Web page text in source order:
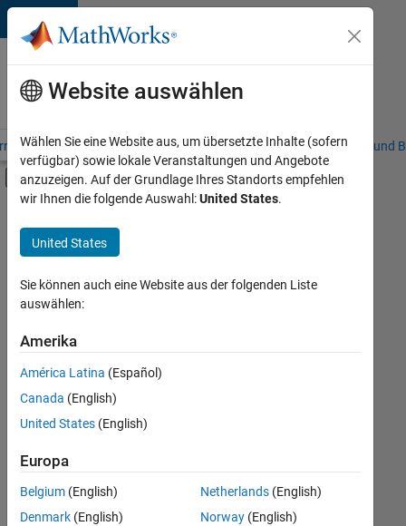
Weiter zum Inhalt
Karriere
bei
MathWorks
– Übersicht Stellensuche Niederlassungen Studierende und
Umschaltung für Off-Canvas-
Hauptinhalt
Praktika
Information Technology
Commercial Sales
Customer Support
Sales Operations
Finance and Operations
Legal
Büro- und Verwaltungsdienste
+7
Derzeit
es
keine
offenen
Stellen,
Ihren
Suchkriterien
entsprechen.
Website auswählen
Wählen Sie eine Website aus, um übersetzte Inhalte (sofern
verfügbar) sowie lokale Veranstaltungen und Angebote
anzuzeigen. Auf der Grundlage Ihres Standorts empfehlen
wir Ihnen die folgende Auswahl:United States.
United States
Sie können auch eine Website aus der folgenden Liste
auswählen:
Amerika
América Latina (Español)
Canada (English)
United States (English)
Europa
Belgium (English)
Denmark (English)
Netherlands(English)
Norway(English)